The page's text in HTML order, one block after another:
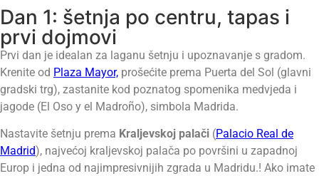
Dan 1: šetnja po centru, tapas i
prvi dojmovi
Prvi dan je idealan za laganu šetnju i upoznavanje s gradom.
Krenite od Plaza Mayor, prošećite prema Puerta del Sol (glavni
gradski trg), zastanite kod poznatog spomenika medvjeda i
jagode (El Oso y el Madroño), simbola Madrida.
Nastavite šetnju prema Kraljevskoj palači (Palacio Real de
Madrid), najvećoj kraljevskoj palača po površini u zapadnoj
Europ i jedna od najimpresivnijih zgrada u Madridu.! Ako imate